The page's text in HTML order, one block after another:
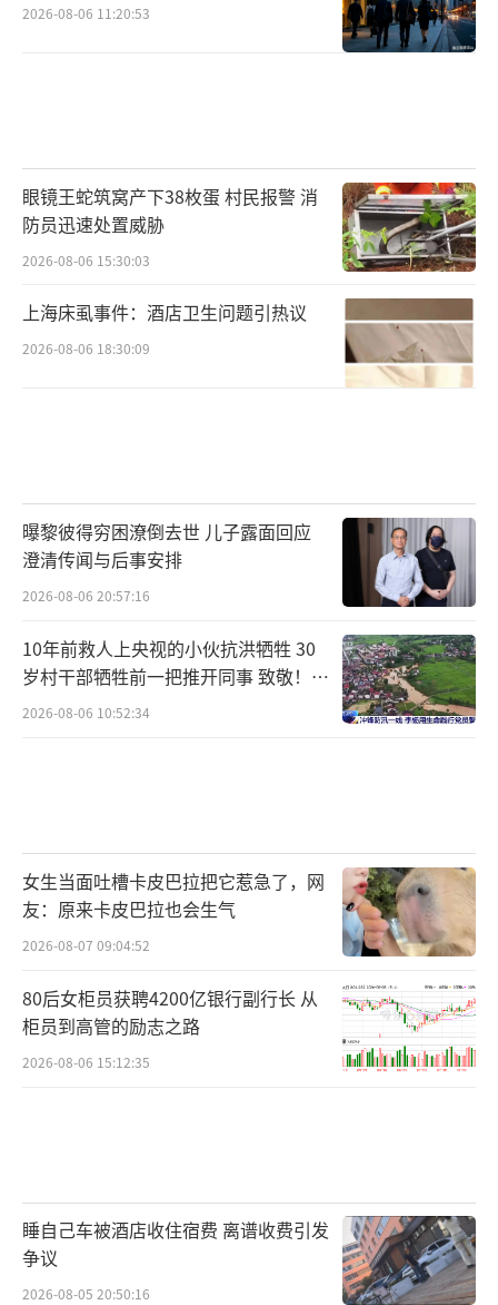
2026-08-06 11:20:53
眼镜王蛇筑窝产下38枚蛋 村民报警 消
防员迅速处置威胁
2026-08-06 15:30:03
上海床虱事件：酒店卫生问题引热议
2026-08-06 18:30:09
曝黎彼得穷困潦倒去世 儿子露面回应
澄清传闻与后事安排
2026-08-06 20:57:16
10年前救人上央视的小伙抗洪牺牲 30
岁村干部牺牲前一把推开同事 致敬！送
别！
2026-08-06 10:52:34
女生当面吐槽卡皮巴拉把它惹急了，网
友：原来卡皮巴拉也会生气
2026-08-07 09:04:52
80后女柜员获聘4200亿银行副行长 从
柜员到高管的励志之路
2026-08-06 15:12:35
睡自己车被酒店收住宿费 离谱收费引发
争议
2026-08-05 20:50:16